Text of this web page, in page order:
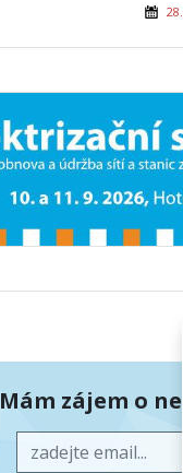
Mám zájem o